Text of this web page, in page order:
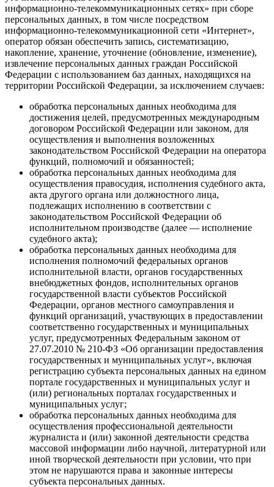
информационно-телекоммуникационных сетях» при сборе
персональных данных, в том числе посредством
информационно-телекоммуникационной сети «Интернет»,
оператор обязан обеспечить запись, систематизацию,
накопление, хранение, уточнение (обновление, изменение),
извлечение персональных данных граждан Российской
Федерации с использованием баз данных, находящихся на
территории Российской Федерации, за исключением случаев:
обработка персональных данных необходима для
достижения целей, предусмотренных международным
договором Российской Федерации или законом, для
осуществления и выполнения возложенных
законодательством Российской Федерации на оператора
функций, полномочий и обязанностей;
обработка персональных данных необходима для
осуществления правосудия, исполнения судебного акта,
акта другого органа или должностного лица,
подлежащих исполнению в соответствии с
законодательством Российской Федерации об
исполнительном производстве (далее — исполнение
судебного акта);
обработка персональных данных необходима для
исполнения полномочий федеральных органов
исполнительной власти, органов государственных
внебюджетных фондов, исполнительных органов
государственной власти субъектов Российской
Федерации, органов местного самоуправления и
функций организаций, участвующих в предоставлении
соответственно государственных и муниципальных
услуг, предусмотренных Федеральным законом от
27.07.2010 № 210-ФЗ «Об организации предоставления
государственных и муниципальных услуг», включая
регистрацию субъекта персональных данных на едином
портале государственных и муниципальных услуг и
(или) региональных порталах государственных и
муниципальных услуг;
обработка персональных данных необходима для
осуществления профессиональной деятельности
журналиста и (или) законной деятельности средства
массовой информации либо научной, литературной или
иной творческой деятельности при условии, что при
этом не нарушаются права и законные интересы
субъекта персональных данных.